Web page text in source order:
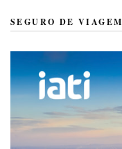
SEGURO DE VIAGEM